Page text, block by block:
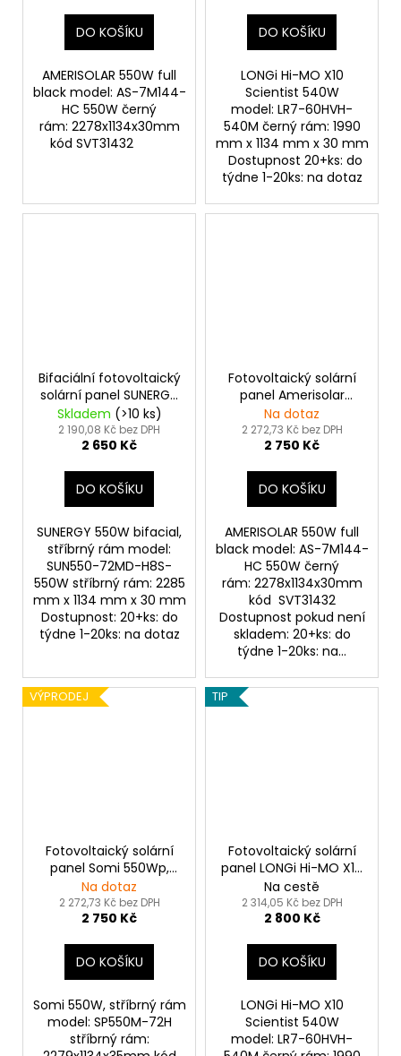
DO KOŠÍKU
AMERISOLAR 550W full
black model: AS-7M144-
HC 550W černý
rám: 2278x1134x30mm
kód SVT31432
DO KOŠÍKU
LONGi Hi-MO X10
Scientist 540W
model: LR7-60HVH-
540M černý rám: 1990
mm x 1134 mm x 30 mm
Dostupnost 20+ks: do
týdne 1-20ks: na dotaz
Bifaciální fotovoltaický
solární panel SUNERGY
550Wp stříbrný rám
Skladem (>10 ks)
2 190,08 Kč bez DPH
2 650 Kč
DO KOŠÍKU
SUNERGY 550W bifacial,
stříbrný rám model:
SUN550-72MD-H8S-
550W stříbrný rám: 2285
mm x 1134 mm x 30 mm
Dostupnost: 20+ks: do
týdne 1-20ks: na dotaz
Fotovoltaický solární
panel Amerisolar
550Wp FULL BLACK
Na dotaz
2 272,73 Kč bez DPH
2 750 Kč
DO KOŠÍKU
AMERISOLAR 550W full
black model: AS-7M144-
HC 550W černý
rám: 2278x1134x30mm
kód SVT31432
Dostupnost pokud není
skladem: 20+ks: do
týdne 1-20ks: na...
VÝPRODEJ
Fotovoltaický solární
panel Somi 550Wp,
stříbrný rám
Na dotaz
2 272,73 Kč bez DPH
2 750 Kč
DO KOŠÍKU
Somi 550W, stříbrný rám
model: SP550M-72H
stříbrný rám:
TIP
Fotovoltaický solární
panel LONGi Hi-MO X10
Scientist 540Wp černý
rám
Na cestě
2 314,05 Kč bez DPH
2 800 Kč
DO KOŠÍKU
LONGi Hi-MO X10
Scientist 540W
model: LR7-60HVH-